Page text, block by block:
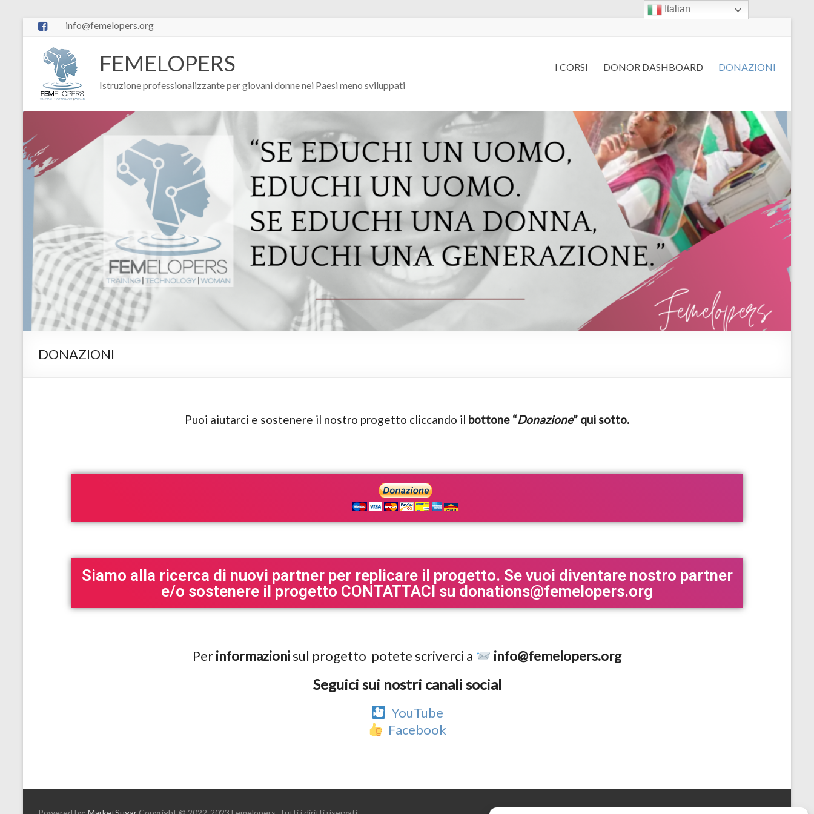
info@femelopers.org
FEMELOPERS
Istruzione professionalizzante per giovani donne nei Paesi meno sviluppati
I CORSI DONOR DASHBOARD DONAZIONI
DONAZIONI
Puoi aiutarci e sostenere il nostro progetto cliccando il bottone “Donazione” qui sotto.
Siamo alla ricerca di nuovi partner per replicare il progetto. Se vuoi diventare nostro partner
e/o sostenere il progetto CONTATTACI su donations@femelopers.org
Perinformazionisul progetto potete scriverci a info@femelopers.org
Seguici sui nostri canali social
YouTube
Facebook
Italian